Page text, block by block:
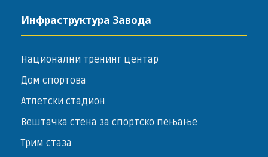
Инфраструктура Завода
Национални тренинг центар
Дом спортова
Атлетски стадион
Вештачка стена за спортско пењање
Трим стаза